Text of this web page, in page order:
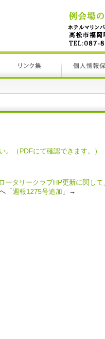
。（PDFにて確認できます。）
タリークラブHP更新に関して
「週報1275号追加 」→